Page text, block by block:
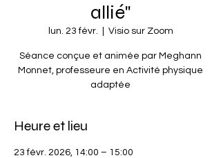
allié"
lun. 23 févr. Visio sur Zoom
Séance conçue et animée par Meghann
Monnet, professeure en Activité physique
adaptée
Heure et lieu
23 févr. 2026, 14:00 – 15:00